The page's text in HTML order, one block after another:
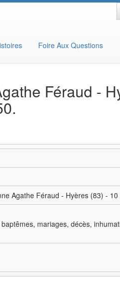
Foire Aux Questions
Féraud -
Agathe Féraud - Hyères (83) -
mariages, décès,